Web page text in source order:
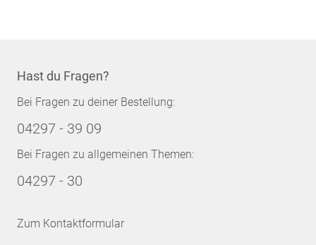
Hast du Fragen?
Bei Fragen zu deiner Bestellung:
04297 - 39 09
Bei Fragen zu allgemeinen Themen:
04297 - 30
Zum Kontaktformular